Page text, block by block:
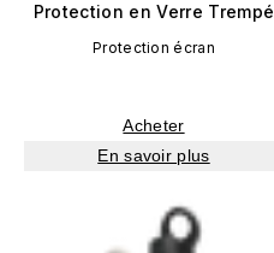
Protection en Verre Trempé
Protection écran
Acheter
En savoir plus